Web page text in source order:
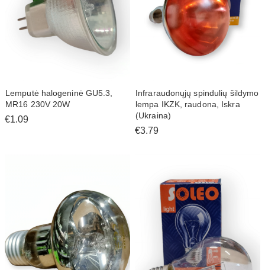
Lemputė halogeninė GU5.3,
MR16 230V 20W
€1.09
Infraraudonųjų spindulių šildymo
lempa IKZK, raudona, Iskra
(Ukraina)
€3.79